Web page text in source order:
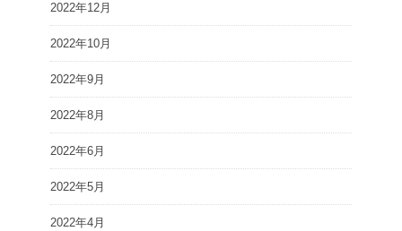
2022年12月
2022年10月
2022年9月
2022年8月
2022年6月
2022年5月
2022年4月